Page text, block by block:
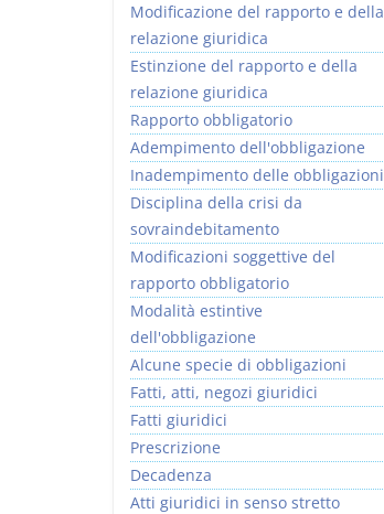
Modificazione del rapporto e della
relazione giuridica
Estinzione del rapporto e della
relazione giuridica
Rapporto obbligatorio
Adempimento dell'obbligazione
Inadempimento delle obbligazioni
Disciplina della crisi da
sovraindebitamento
Modificazioni soggettive del
rapporto obbligatorio
Modalità estintive
dell'obbligazione
Alcune specie di obbligazioni
Fatti, atti, negozi giuridici
Fatti giuridici
Prescrizione
Decadenza
Atti giuridici in senso stretto